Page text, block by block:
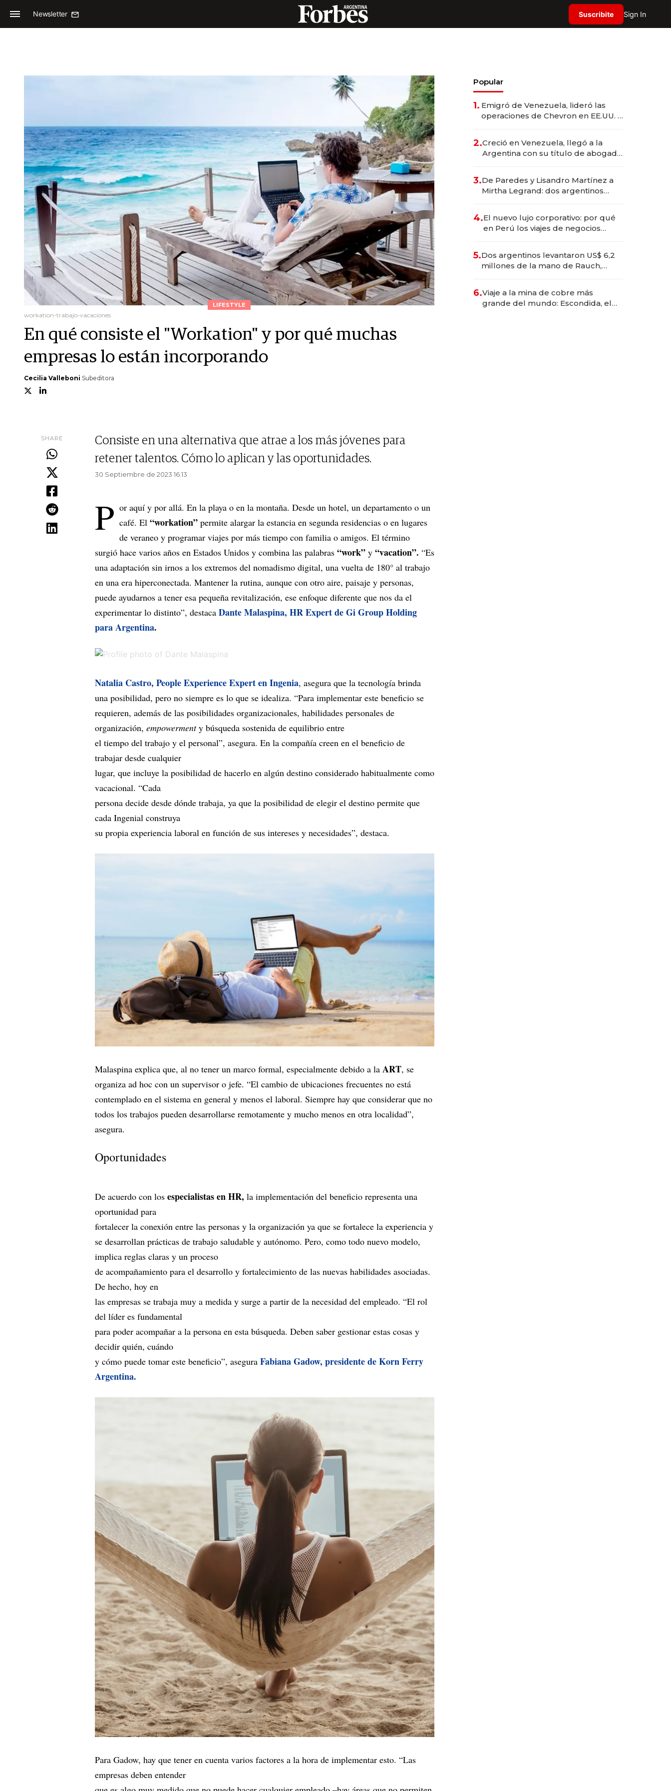
Newsletter Suscribite Sign In
LIFESTYLE
workation-trabajo-vacaciones
En qué consiste el "Workation" y por qué muchas
empresas lo están incorporando
Cecilia Valleboni Subeditora
SHARE
Consiste en una alternativa que atrae a los más jóvenes para
retener talentos. Cómo lo aplican y las oportunidades.
30 Septiembre de 2023 16.13
P or aquí y por allá. En la playa o en la montaña. Desde un hotel, un departamento o un
café. El “workation” permite alargar la estancia en segunda residencias o en lugares
de veraneo y programar viajes por más tiempo con familia o amigos. El término
surgió hace varios años en Estados Unidos y combina las palabras “work” y “vacation”. “Es
una adaptación sin irnos a los extremos del nomadismo digital, una vuelta de 180° al trabajo
en una era hiperconectada. Mantener la rutina, aunque con otro aire, paisaje y personas,
puede ayudarnos a tener esa pequeña revitalización, ese enfoque diferente que nos da el
experimentar lo distinto”, destaca Dante Malaspina, HR Expert de Gi Group Holding
para Argentina.
Natalia Castro, People Experience Expert en Ingenia, asegura que la tecnología brinda
una posibilidad, pero no siempre es lo que se idealiza. “Para implementar este beneficio se
requieren, además de las posibilidades organizacionales, habilidades personales de
organización, empowermenty búsqueda sostenida de equilibrio entre
el tiempo del trabajo y el personal”, asegura. En la compañía creen en el beneficio de
trabajar desde cualquier
lugar, que incluye la posibilidad de hacerlo en algún destino considerado habitualmente como
vacacional. “Cada
persona decide desde dónde trabaja, ya que la posibilidad de elegir el destino permite que
cada Ingenial construya
su propia experiencia laboral en función de sus intereses y necesidades”, destaca.
Malaspina explica que, al no tener un marco formal, especialmente debido a la ART, se
organiza ad hoc con un supervisor o jefe. “El cambio de ubicaciones frecuentes no está
contemplado en el sistema en general y menos el laboral. Siempre hay que considerar que no
todos los trabajos pueden desarrollarse remotamente y mucho menos en otra localidad”,
asegura.
Oportunidades
De acuerdo con los especialistas en HR, la implementación del beneficio representa una
oportunidad para
fortalecer la conexión entre las personas y la organización ya que se fortalece la experiencia y
se desarrollan prácticas de trabajo saludable y autónomo. Pero, como todo nuevo modelo,
implica reglas claras y un proceso
de acompañamiento para el desarrollo y fortalecimiento de las nuevas habilidades asociadas.
De hecho, hoy en
las empresas se trabaja muy a medida y surge a partir de la necesidad del empleado. “El rol
del líder es fundamental
para poder acompañar a la persona en esta búsqueda. Deben saber gestionar estas cosas y
decidir quién, cuándo
y cómo puede tomar este beneficio”, asegura Fabiana Gadow, presidente de Korn Ferry
Argentina.
Para Gadow, hay que tener en cuenta varios factores a la hora de implementar esto. “Las
empresas deben entender
Popular
1. Emigró de Venezuela, lideró las
operaciones de Chevron en EE.UU. y
2.Creció en Venezuela, llegó a la
Argentina con su título de abogado
marcas "fast premium"
3.De Paredes y Lisandro Martínez a
Mirtha Legrand: dos argentinos
4.El nuevo lujo corporativo: por qué
en Perú los viajes de negocios
transformadoras
5.Dos argentinos levantaron US$ 6,2
millones de la mano de Rauch,
6.Viaje a la mina de cobre más
grande del mundo: Escondida, el